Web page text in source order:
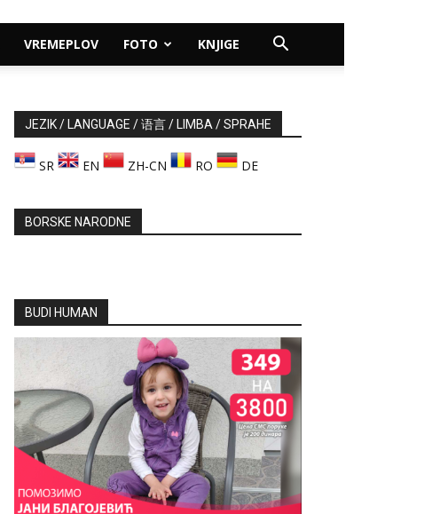
VREMEPLOV FOTO KNJIGE
JEZIK / LANGUAGE / 语言 / LIMBA / SPRAHE
SR EN ZH-CN RO DE
BORSKE NARODNE
BUDI HUMAN